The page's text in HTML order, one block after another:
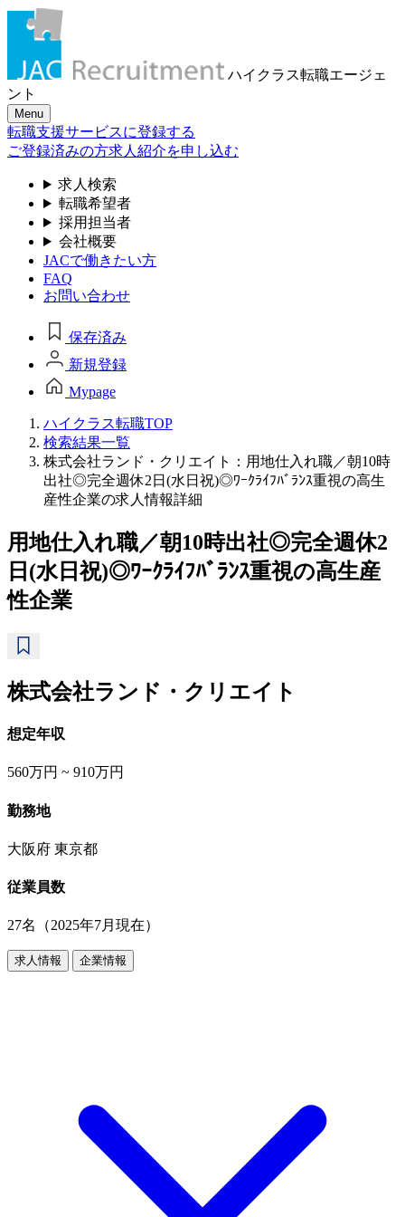
ハイクラス転職エージェ
ント
Menu
転職支援サービスに登録する
ご登録済みの方求人紹介を申し込む
求人検索
転職希望者
採用担当者
会社概要
JACで働きたい方
FAQ
お問い合わせ
保存済み
新規登録
Mypage
ハイクラス転職TOP
検索結果一覧
株式会社ランド・クリエイト：用地仕入れ職／朝10時
出社◎完全週休2日(水日祝)◎ﾜｰｸﾗｲﾌﾊﾞﾗﾝｽ重視の高生
産性企業の求人情報詳細
用地仕入れ職／朝10時出社◎完全週休2
日(水日祝)◎ﾜｰｸﾗｲﾌﾊﾞﾗﾝｽ重視の高生産
性企業
株式会社ランド・クリエイト
想定年収
560万円 ~ 910万円
勤務地
大阪府 東京都
従業員数
27名（2025年7月現在）
求人情報 企業情報